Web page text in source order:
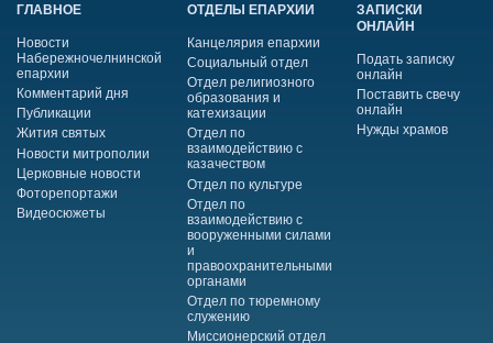
ГЛАВНОЕ
Новости
Набережночелнинской
епархии
Комментарий дня
Публикации
Жития святых
Новости митрополии
Церковные новости
Фоторепортажи
Видеосюжеты
ОТДЕЛЫ ЕПАРХИИ
Канцелярия епархии
Социальный отдел
Отдел религиозного
образования и
катехизации
Отдел по
взаимодействию с
казачеством
Отдел по культуре
Отдел по
взаимодействию с
вооруженными силами
и
правоохранительными
органами
Отдел по тюремному
служению
Миссионерский отдел
ЗАПИСКИ
ОНЛАЙН
Подать записку
онлайн
Поставить свечу
онлайн
Нужды храмов